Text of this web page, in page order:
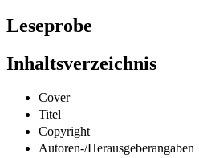
Leseprobe
Inhaltsverzeichnis
Cover
Titel
Copyright
Autoren-/Herausgeberangaben